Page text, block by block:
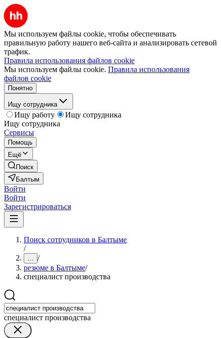
Мы используем файлы cookie, чтобы обеспечивать
правильную работу нашего веб-сайта и анализировать сетевой
трафик.
Правила использования файлов cookie
Мы используем файлы cookie. Правила использования
файлов cookie
Понятно
Ищу сотрудника
Ищу работу
Ищу сотрудника
Ищу сотрудника
Сервисы
Помощь
Ещё
Поиск
Балтым
Войти
Войти
Зарегистрироваться
Поиск сотрудников в Балтыме
/
... /
резюме в Балтыме/
специалист производства
специалист производства